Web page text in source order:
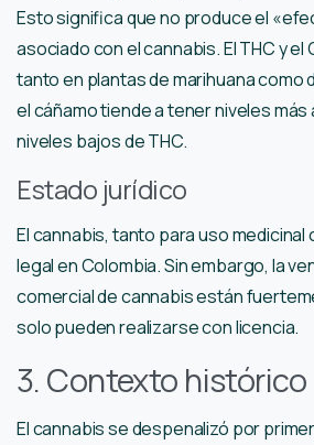
Esto significa que no produce el
asociado con el cannabis. El THC y
tanto en plantas de marihuana como
el cáñamo tiende a tener niveles más
niveles bajos de THC.
Estado jurídico
El cannabis, tanto para uso
legal en Colombia. Sin embargo, la
comercial de cannabis están
solo pueden realizarse con licencia.
3. Contexto histórico
El cannabis se despenalizó por